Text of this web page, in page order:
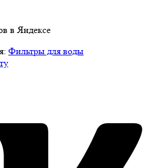
в Яндексе
Фильтры для воды